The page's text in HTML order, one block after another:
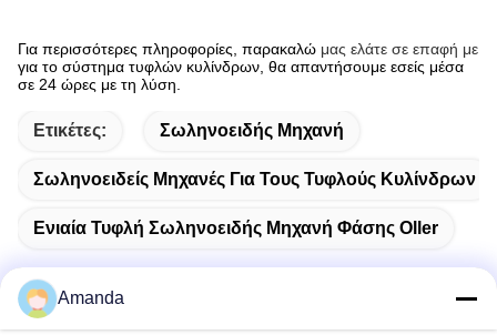
Για περισσότερες πληροφορίες, παρακαλώ μας ελάτε σε επαφή με
για το σύστημα τυφλών κυλίνδρων, θα απαντήσουμε εσείς μέσα
σε 24 ώρες με τη λύση.
Ετικέτες: Σωληνοειδής Μηχανή
Σωληνοειδείς Μηχανές Για Τους Τυφλούς Κυλίνδρων
Ενιαία Τυφλή Σωληνοειδής Μηχανή Φάσης Oller
Amanda